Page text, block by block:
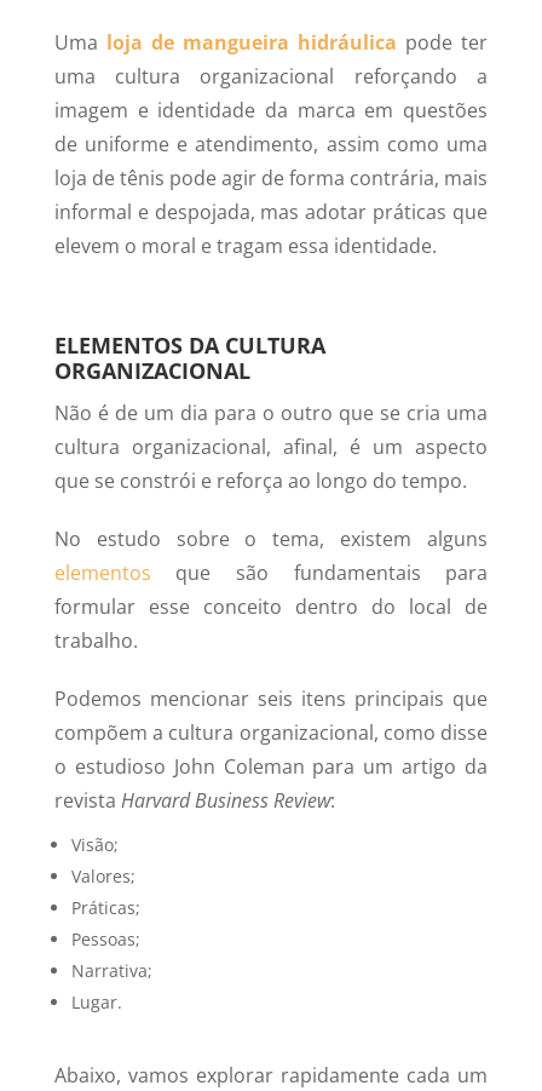
Uma loja de mangueira hidráulica pode ter
uma cultura organizacional reforçando a
imagem e identidade da marca em questões
de uniforme e atendimento, assim como uma
loja de tênis pode agir de forma contrária, mais
informal e despojada, mas adotar práticas que
elevem o moral e tragam essa identidade.
ELEMENTOS DA CULTURA
ORGANIZACIONAL
Não é de um dia para o outro que se cria uma
cultura organizacional, afinal, é um aspecto
que se constrói e reforça ao longo do tempo.
No estudo sobre o tema, existem alguns
elementos que são fundamentais para
formular esse conceito dentro do local de
trabalho.
Podemos mencionar seis itens principais que
compõem a cultura organizacional, como disse
o estudioso John Coleman para um artigo da
revista Harvard Business Review:
Visão;
Valores;
Práticas;
Pessoas;
Narrativa;
Lugar.
Abaixo, vamos explorar rapidamente cada um